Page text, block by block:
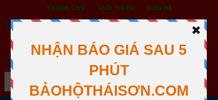
TRANG CHỦ GIỚI THIỆU LIÊN HỆ
BẢO HỘ LAO ĐỘNG THÁI SƠN
XƯỞNG MAY THÁI SƠN QUẬN 12
Search